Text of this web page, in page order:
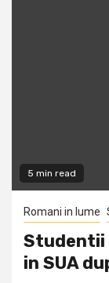
5 min read
Romani in lume
Studentii
in SUA